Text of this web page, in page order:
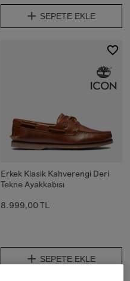
SEPETE EKLE
Erkek Klasik Kahverengi Deri
Tekne Ayakkabısı
8.999,00 TL
SEPETE EKLE